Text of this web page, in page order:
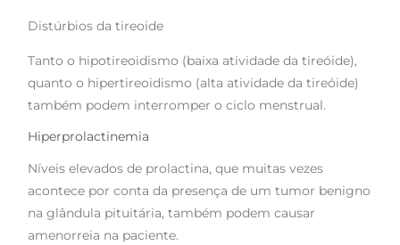
Distúrbios da tireoide
Tanto o hipotireoidismo (baixa atividade da tireóide),
quanto o hipertireoidismo (alta atividade da tireóide)
também podem interromper o ciclo menstrual.
Hiperprolactinemia
Níveis elevados de prolactina, que muitas vezes
acontece por conta da presença de um tumor benigno
na glândula pituitária, também podem causar
amenorreia na paciente.